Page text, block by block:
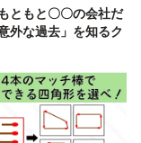
ともと〇〇の会社だ
外な過去」を知るク